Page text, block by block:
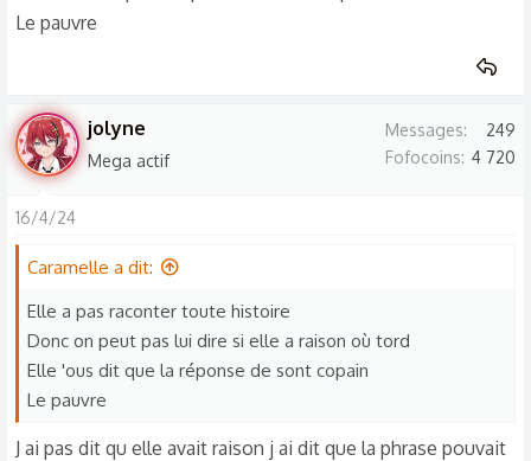
Le pauvre
jolyne
Mega actif
Messages
249
Fofocoins 4 720
16/4/24
Caramelle a dit:
Elle a pas raconter toute histoire
Donc on peut pas lui dire si elle a raison où tord
Elle 'ous dit que la réponse de sont copain
Le pauvre
J ai pas dit qu elle avait raison j ai dit que la phrase pouvait